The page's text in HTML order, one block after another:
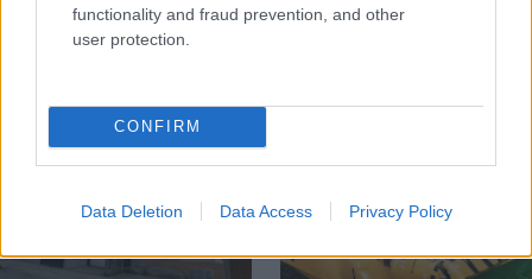
functionality and fraud prevention, and other
user protection.
CONFIRM
Data Deletion Data Access Privacy Policy